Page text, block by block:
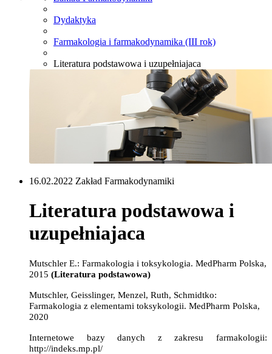
Dydaktyka
Farmakologia i farmakodynamika (III rok)
Literatura podstawowa i uzupełniajaca
16.02.2022 Zakład Farmakodynamiki
Literatura podstawowa i
uzupełniajaca
Mutschler E.: Farmakologia i toksykologia. MedPharm Polska,
2015 (Literatura podstawowa)
Mutschler, Geisslinger, Menzel, Ruth, Schmidtko:
Farmakologia z elementami toksykologii. MedPharm Polska,
2020
Internetowe bazy danych z zakresu farmakologii:
http://indeks.mp.pl/